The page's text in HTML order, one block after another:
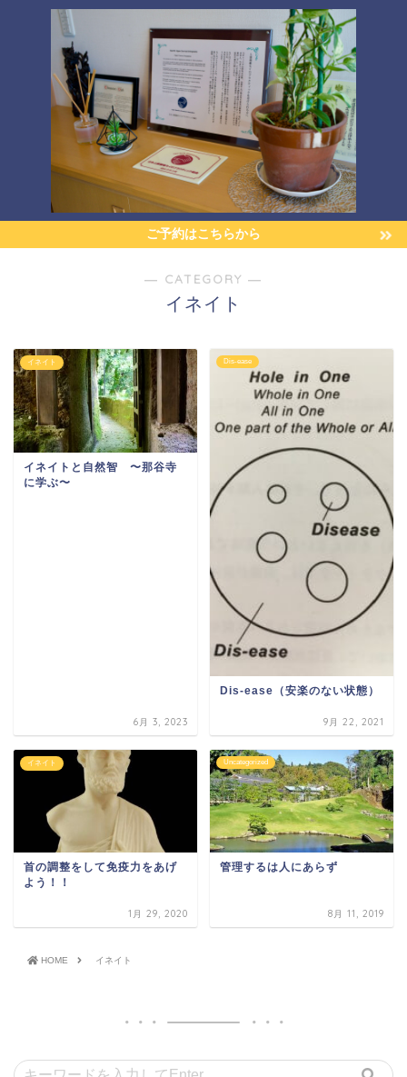
ご予約はこちらから
― CATEGORY ―
イネイト
イネイト
イネイトと自然智 〜那谷寺
に学ぶ〜
6月 3, 2023
Dis-ease
Dis-ease（安楽のない状態）
9月 22, 2021
イネイト
首の調整をして免疫力をあげ
よう！！
1月 29, 2020
Uncategorized
管理するは人にあらず
8月 11, 2019
HOME イネイト